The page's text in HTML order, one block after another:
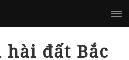
hài đất Bắc